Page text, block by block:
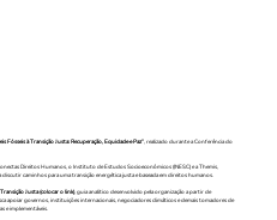
Fósseis à Transição Justa: Recuperação, Equidade e Paz”, realizado durante a Conferência do
Direitos Humanos, o Instituto de Estudos Socioeconômicos (INESC) e a Themis,
caminhos para uma transição energética justa e baseada em direitos humanos.
Justa (colocar o link), guia analítico desenvolvido pela organização a partir de
apoiar governos, instituições internacionais, negociadores climáticos e demais tomadores de
e implementáveis.